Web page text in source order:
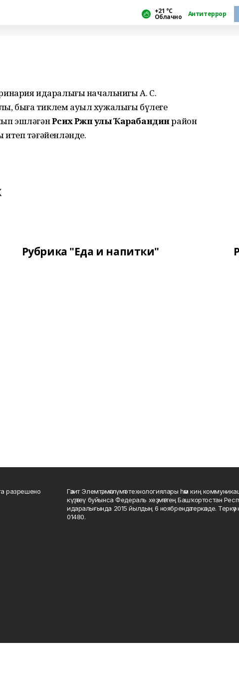
+21 °С
Облачно Антитеррор
идаралығы начальнигы А. С.
быға тиклем ауыл хужалығы бүлеге
эшләгәнРәсих Рәжәп улы Ҡарабандинрайон
тәғәйенләнде.
Рубрика "Еда и напитки"
разрешено
Гәзит Элемтә, мәғлүмәт технологиялары һәм киң
күҙәтеү буйынса Федераль хеҙмәттең Башҡортостан
идаралығында 2015 йылдың 6 ноябрендә теркәлде.
01480.